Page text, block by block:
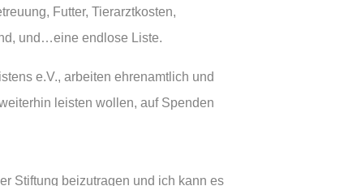
Futter, Tierarztkosten,
und…eine endlose Liste.
e.V., arbeiten ehrenamtlich und
leisten wollen, auf Spenden
Stiftung beizutragen und ich kann es